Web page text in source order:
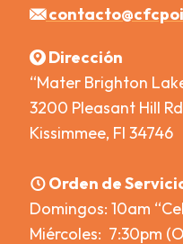
Dirección
“Mater Brighton
3200 Pleasant Hill Rd
Kissimmee, Fl 34746
Orden de
Domingos: 10am
Miércoles: 7:30pm